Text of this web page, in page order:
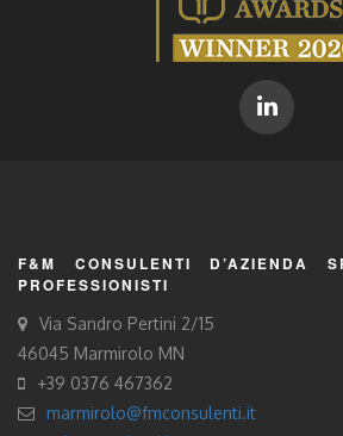
F&M CONSULENTI D’AZIENDA
PROFESSIONISTI
Via Sandro Pertini 2/15
46045 Marmirolo MN
+39 0376 467362
marmirolo@fmconsulenti.it